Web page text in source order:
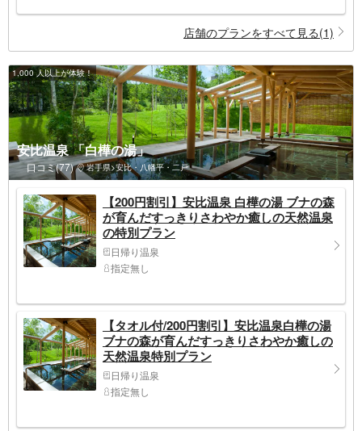
店舗のプランをすべて見る(1)
1,000 人以上が体験！
安比温泉 「白樺の湯」
口コミ(77) 岩手県>安比・八幡平・二戸
【200円割引】安比温泉 白樺の湯 ブナの森
が育んだすっきりさわやか癒しの天然温泉
の特別プラン
日帰り温泉
指定無し
【タオル付/200円割引】安比温泉白樺の湯
ブナの森が育んだすっきりさわやか癒しの
天然温泉特別プラン
日帰り温泉
指定無し